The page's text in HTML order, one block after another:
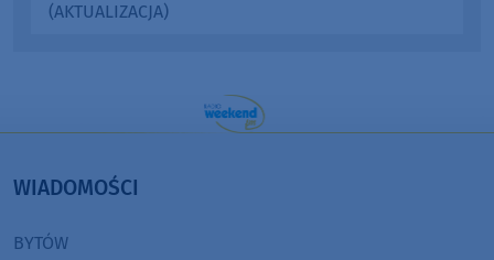
(AKTUALIZACJA)
WIADOMOŚCI
BYTÓW